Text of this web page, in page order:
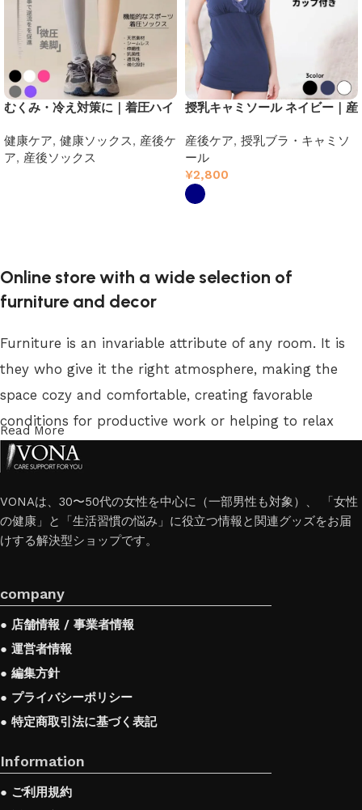
むくみ・冷え対策に｜着圧ハイ
き心地・おしゃれデザイン】
健康ケア, 健康ソックス, 産後ケ
ア, 産後ソックス
授乳キャミソール ネイビー｜産
ン・肌ざわりやさしいインナー
産後ケア, 授乳ブラ・キャミソ
ール
¥2,800
Online store with a wide selection of
furniture and decor
Furniture is an invariable attribute of any room. It is
they who give it the right atmosphere, making the
space cozy and comfortable, creating favorable
conditions for productive work or helping to relax
after a hard day. More and more often, customers
want to place an order in an online store, when you
can sit down at the computer in your free time,
arrange the furniture in the photo and calmly buy
the furniture you like. The online store has a large
are available.
Furniture production is a modern form of art
other home goods, are full of amazing offers: we
products and unique creations - furniture from
professional craftsmen, which will be appreciated by
Read More
VONAは、30〜50代の女性を中心に（一部男性も対象）、 「女性
の健康」と「生活習慣の悩み」に役立つ情報と関連グッズをお届
けする解決型ショップです。
company
● 店舗情報 / 事業者情報
● 運営者情報
● 編集方針
● プライバシーポリシー
● 特定商取引法に基づく表記
Information
● ご利用規約